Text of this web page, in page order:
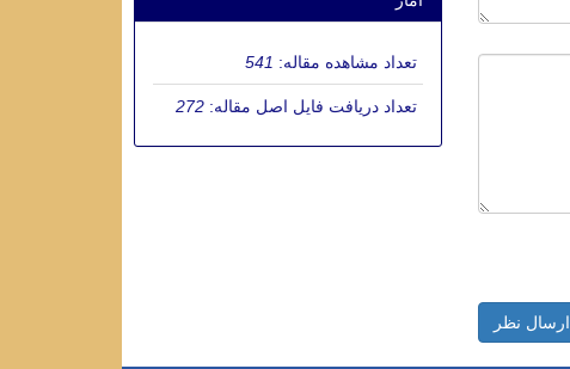
ارسال نظر
تعداد مشاهده مقاله: 541
تعداد دریافت فایل اصل مقاله:272